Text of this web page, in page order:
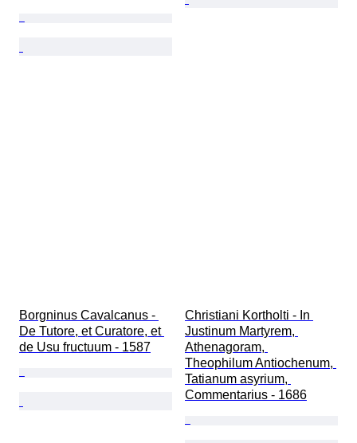
Borgninus Cavalcanus -
De Tutore, et Curatore, et
de Usu fructuum - 1587
Christiani Kortholti - In
Justinum Martyrem,
Athenagoram,
Theophilum Antiochenum,
Tatianum asyrium,
Commentarius - 1686